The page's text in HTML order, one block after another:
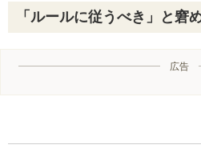
「ルールに従うべき」と窘
広告